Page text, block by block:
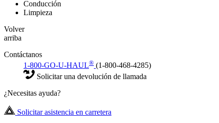
Conducción
Limpieza
Volver
arriba
Contáctanos
1-800-GO-U-HAUL® (1-800-468-4285)
Solicitar una devolución de llamada
¿Necesitas ayuda?
Solicitar asistencia en carretera